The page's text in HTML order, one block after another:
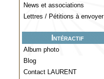
News et associations
Lettres / Pétitions à envoyer
Intéractif
Album photo
Blog
Contact LAURENT